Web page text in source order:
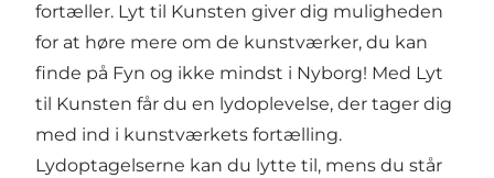
fortæller. Lyt til Kunsten giver dig muligheden
for at høre mere om de kunstværker, du kan
finde på Fyn og ikke mindst i Nyborg! Med Lyt
til Kunsten får du en lydoplevelse, der tager dig
med ind i kunstværkets fortælling.
Lydoptagelserne kan du lytte til, mens du står